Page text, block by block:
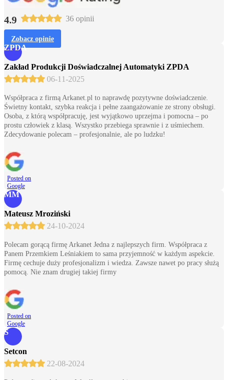
4.9 36 opinii
Zobacz opinie
ZPDA
Zakład Produkcji Doświadczalnej Automatyki ZPDA
06-11-2025
Współpraca z firmą Arkanet.pl to naprawdę pozytywne doświadczenie.
Świetny kontakt, szybka reakcja i pełne zaangażowanie ze strony obsługi.
Osoba, z którą współpracuję, jest wyjątkowo uprzejma i pomocna – po
prostu człowiek z klasą. Wszystko przebiega sprawnie i z uśmiechem.
Zdecydowanie polecam – profesjonalnie, ale po ludzku!
Posted on
Google
MM
Mateusz Mroziński
24-10-2024
Polecam gorącą firmę Arkanet Jedna z najlepszych firm. Współpraca z
Panem Przemkiem Leśniakiem to sama przyjemność w każdym aspekcie.
Firmę cechuje duży profesjonalizm i wiedza. Zawsze nawet po pracy służą
pomocą. Nie znam drugiej takiej firmy
Posted on
Google
S
Setcon
22-08-2024